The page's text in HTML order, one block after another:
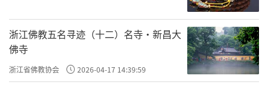
浙江佛教五名寻迹（十二）名寺·新昌大
佛寺
浙江省佛教协会 2026-04-17 14:39:59